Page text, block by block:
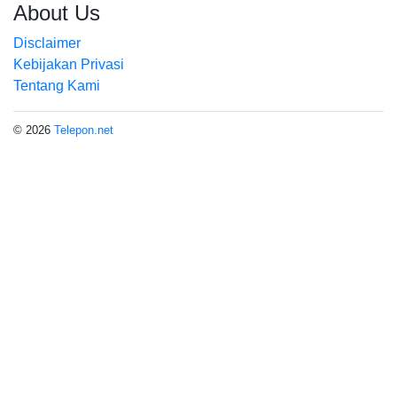
About Us
Disclaimer
Kebijakan Privasi
Tentang Kami
© 2026 Telepon.net